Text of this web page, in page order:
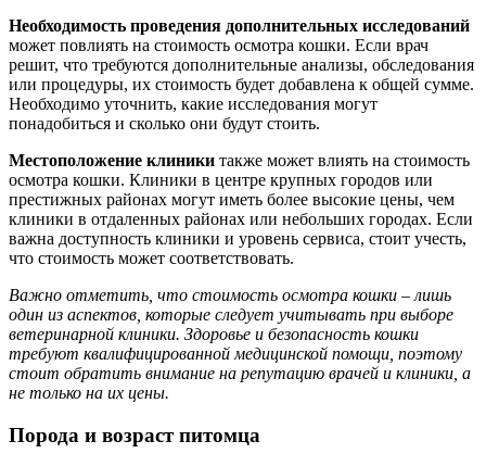
Необходимость проведения дополнительных исследований
может повлиять на стоимость осмотра кошки. Если врач
решит, что требуются дополнительные анализы, обследования
или процедуры, их стоимость будет добавлена к общей сумме.
Необходимо уточнить, какие исследования могут
понадобиться и сколько они будут стоить.
Местоположение клиники также может влиять на стоимость
осмотра кошки. Клиники в центре крупных городов или
престижных районах могут иметь более высокие цены, чем
клиники в отдаленных районах или небольших городах. Если
важна доступность клиники и уровень сервиса, стоит учесть,
что стоимость может соответствовать.
Важно отметить, что стоимость осмотра кошки – лишь
один из аспектов, которые следует учитывать при выборе
ветеринарной клиники. Здоровье и безопасность кошки
требуют квалифицированной медицинской помощи, поэтому
стоит обратить внимание на репутацию врачей и клиники, а
не только на их цены.
Порода и возраст питомца